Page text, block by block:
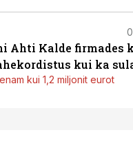
Ahti Kalde firmades
kui ka
kui 1,2 miljonit eurot